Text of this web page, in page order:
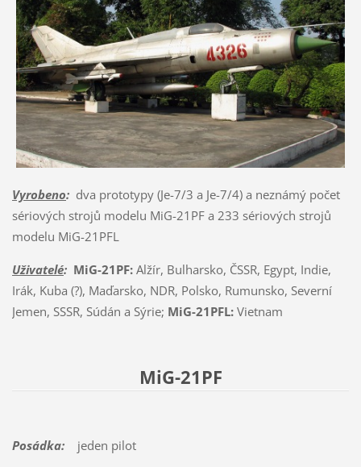
Vyrobeno:dva prototypy (Je-7/3 a Je-7/4) a neznámý počet
sériových strojů modelu MiG-21PF a 233 sériových strojů
modelu MiG-21PFL
Uživatelé: MiG-21PF:Alžír, Bulharsko, ČSSR, Egypt, Indie,
Irák, Kuba (?), Maďarsko, NDR, Polsko, Rumunsko, Severní
Jemen, SSSR, Súdán a Sýrie; MiG-21PFL:Vietnam
MiG-21PF
Posádka:jeden pilot